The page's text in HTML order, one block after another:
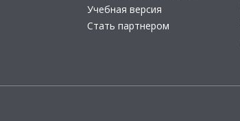
Учебная версия
Стать партнером